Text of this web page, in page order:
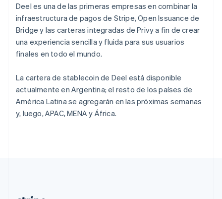
Deel es una de las primeras empresas en combinar la
infraestructura de pagos de Stripe, Open Issuance de
Bridge y las carteras integradas de Privy a fin de crear
una experiencia sencilla y fluida para sus usuarios
finales en todo el mundo.
La cartera de stablecoin de Deel está disponible
actualmente en Argentina; el resto de los países de
América Latina se agregarán en las próximas semanas
y, luego, APAC, MENA y África.
Polonia
English
Portugal
PortuguêsEnglish
RAE de Hong Kong, China
English 简体中文
English
República Checa
English
Rumania
English